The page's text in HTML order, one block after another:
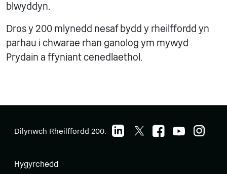
blwyddyn.
Dros y 200 mlynedd nesaf bydd y rheilffordd yn
parhau i chwarae rhan ganolog ym mywyd
Prydain a ffyniant cenedlaethol.
Dilynwch Rheilffordd 200:
Hygyrchedd